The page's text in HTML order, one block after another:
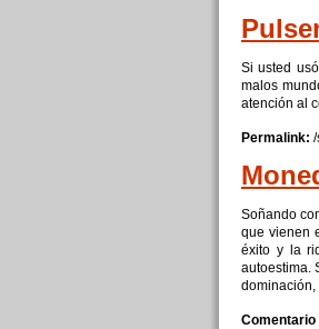
Si usted
malos
atención al
Permalink:
Soñando
que vienen
éxito yla
autoestima.
dominación,
Comentario